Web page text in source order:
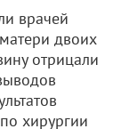
врачей
двоих
отрицали
хирургии